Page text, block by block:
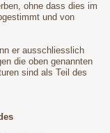
ohne dass dies im
und von
er ausschliesslich
die oben genannten
sind als Teil des